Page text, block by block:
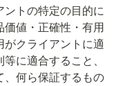
ントの特定の目的に
値・正確性・有用
クライアントに適
に適合すること、
、何ら保証するもの